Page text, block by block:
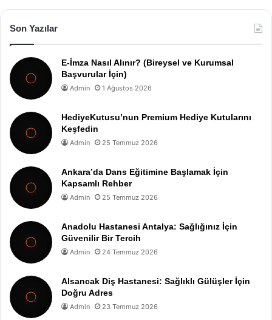
Son Yazılar
E-İmza Nasıl Alınır? (Bireysel ve Kurumsal
Başvurular İçin)
Admin 1 Ağustos 2026
HediyeKutusu’nun Premium Hediye Kutularını
Keşfedin
Admin 25 Temmuz 2026
Ankara’da Dans Eğitimine Başlamak İçin
Kapsamlı Rehber
Admin 25 Temmuz 2026
Anadolu Hastanesi Antalya: Sağlığınız İçin
Güvenilir Bir Tercih
Admin 24 Temmuz 2026
Alsancak Diş Hastanesi: Sağlıklı Gülüşler İçin
Doğru Adres
Admin 23 Temmuz 2026